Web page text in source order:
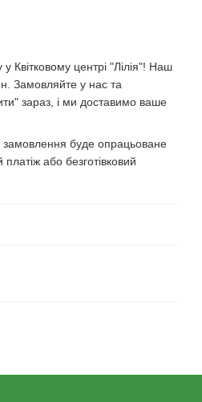
Квітковому центрі "Лілія"! Наш
Замовляйте у нас та
зараз, і ми доставимо ваше
замовлення буде опрацьоване
або безготівковий